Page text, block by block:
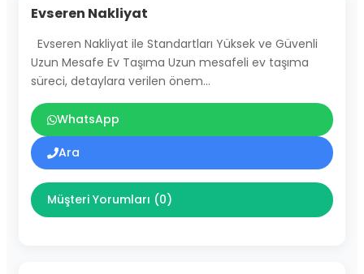
Evseren Nakliyat
Evseren Nakliyat ile Standartları Yüksek ve Güvenli
Uzun Mesafe Ev Taşıma Uzun mesafeli ev taşıma
süreci, detaylara verilen önem…
WhatsApp
Ara
Müşteri Yorumları (0)